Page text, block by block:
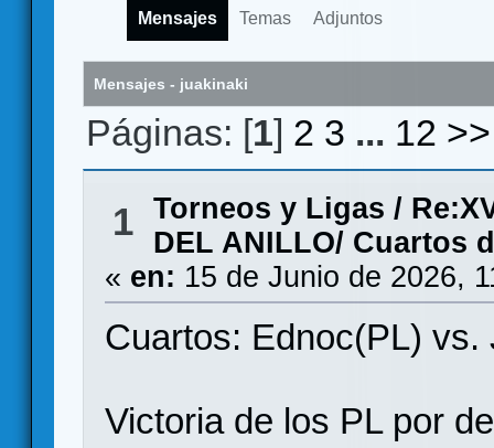
Mensajes Temas Adjuntos
Mensajes - juakinaki
Páginas: [1] 2 3 ... 12 >>
1 Torneos y Ligas /
DEL ANILLO/ Cuartos
« en: 15 de Junio de 2026,
Cuartos: Ednoc(PL) vs.
Victoria de los PL por